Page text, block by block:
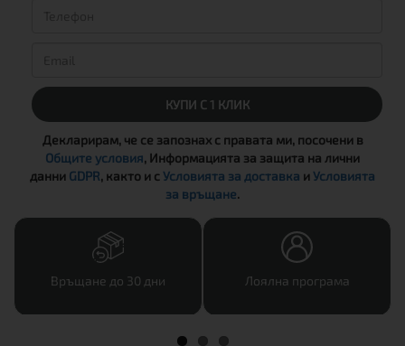
КУПИ С 1 КЛИК
Декларирам, че се запознах с правата ми, посочени в
Общите условия, Информацията за защита на лични
данни GDPR, както и сУсловията за доставка иУсловията
за връщане.
Връщане до 30 дни Лоялна програма